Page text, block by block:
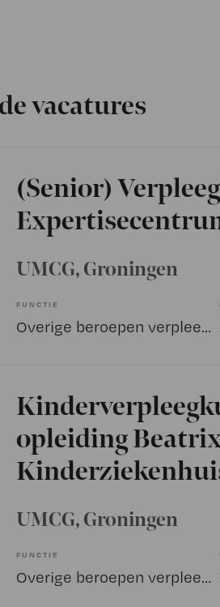
vacatures
(Senior)
UMCG, Groningen
FUNCTIE
Overige beroepen verpleegkunde
opleiding
UMCG, Groningen
FUNCTIE
Overige beroepen verpleegkunde